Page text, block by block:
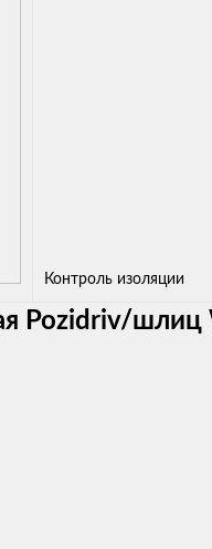
Контроль изоляции
Pozidriv/